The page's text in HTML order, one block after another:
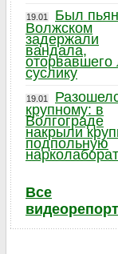
19.01
Был
Волжском
задержали
вандала,
оторвавшего
суслику
19.01
крупному: в
Волгограде
накрыли
подпольную
Все